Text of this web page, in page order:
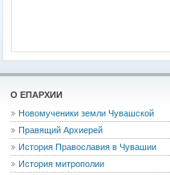
О ЕПАРХИИ
Новомученики земли Чувашской
Правящий Архиерей
История Православия в Чувашии
История митрополии